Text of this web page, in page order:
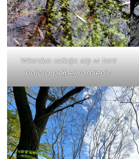
Wierzba odbija się w toni
bajora pełnej ramienic